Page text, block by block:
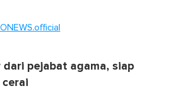
dari pejabat agama, siap